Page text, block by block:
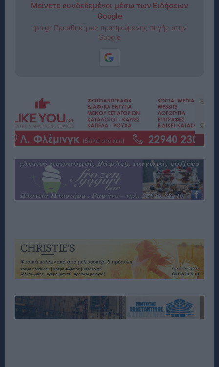
Μείνετε συνδεδεμένοι μέσω των Ειδήσεων
Google
rpn.gr Προσθήκη ως προτιμώμενης πηγής στην
Google